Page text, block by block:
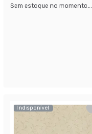
Sem estoque no momento...
Indisponível